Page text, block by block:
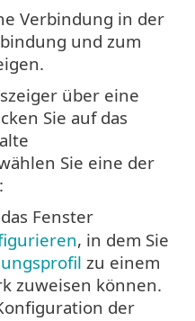
Verbindung in der
und zum
über eine
Sie auf das
Sie eine der
Fenster
, in dem Sie
zu einem
zuweisen können.
der